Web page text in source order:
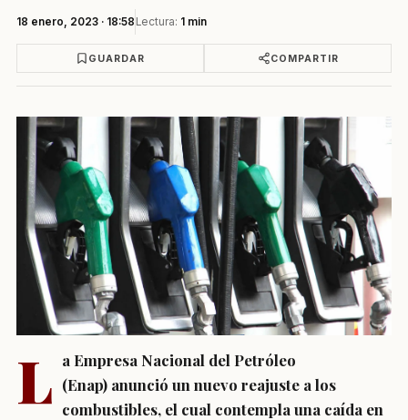
18 enero, 2023 · 18:58 Lectura: 1 min
GUARDAR COMPARTIR
L a Empresa Nacional del Petróleo
(Enap) anunció un nuevo reajuste a los
combustibles, el cual contempla una caída en